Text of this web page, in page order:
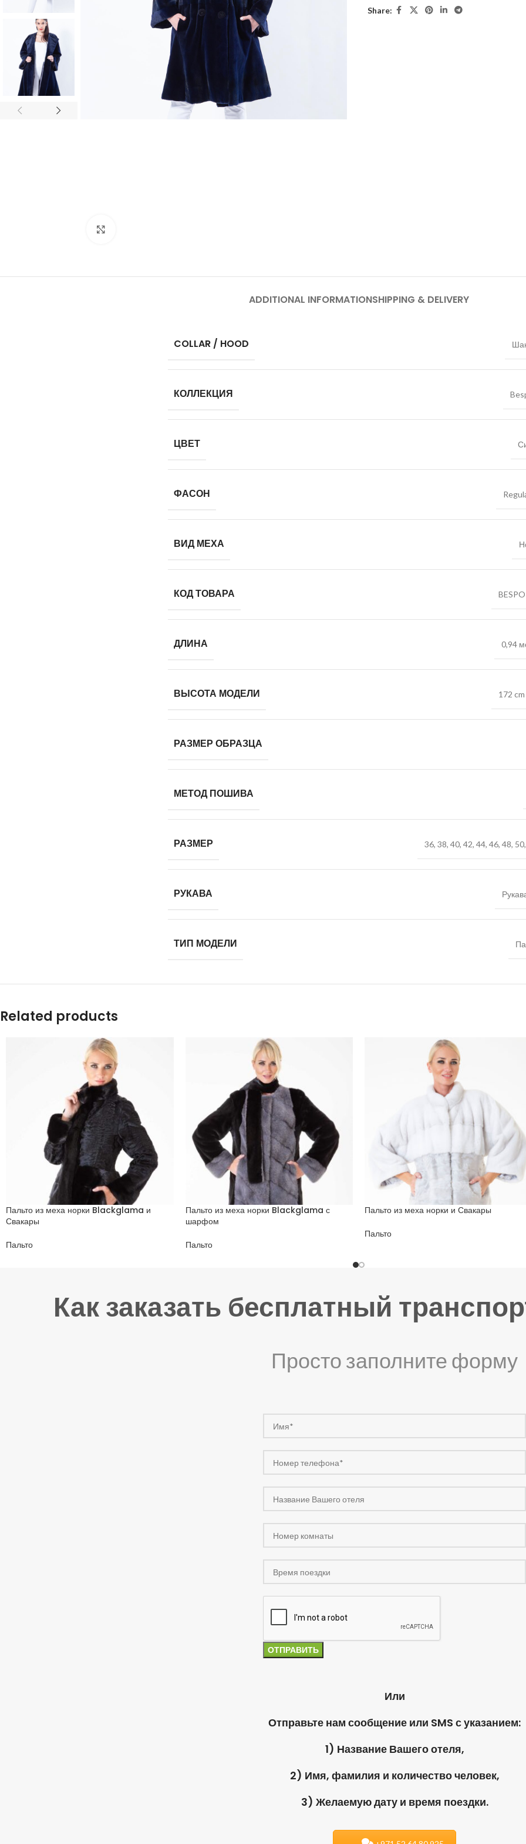
Share:
ADDITIONAL INFORMATIONSHIPPING & DELIVERY
COLLAR / HOOD
КОЛЛЕКЦИЯ
ЦВЕТ
ФАСОН
ВИД МЕХА
КОД ТОВАРА
ДЛИНА 0,94
ВЫСОТА МОДЕЛИ 172
РАЗМЕР ОБРАЗЦА
МЕТОД ПОШИВА
РАЗМЕР 36, 38, 40, 42, 44, 46, 48, 50,
РУКАВА
ТИП МОДЕЛИ
Related products
Пальто из меха норки Blackglama и
Свакары
Пальто
Пальто из меха норки Blackglama с
шарфом
Пальто
Пальто из меха норки и Свакары
Пальто
Как заказать бесплатный
Просто заполните форму
Или
Отправьте нам сообщение или SMS с указанием:
1) Название Вашего отеля,
2) Имя, фамилия и количество человек,
3) Желаемую дату и время поездки.